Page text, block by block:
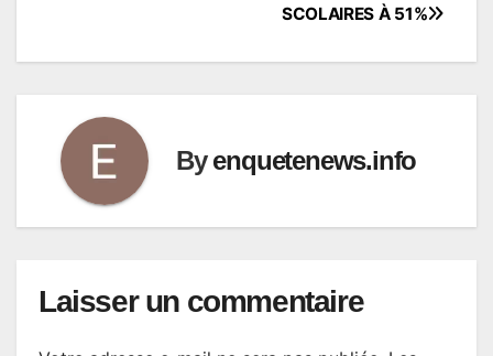
SCOLAIRES À 51%
Byenquetenews.info
Laisser un commentaire